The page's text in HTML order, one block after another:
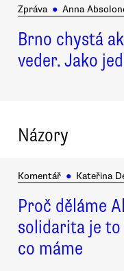
Zpráva ● Anna
Brno chystá
veder. Jako
Názory
Komentář ● Kateřina
Proč děláme
solidarita je
co máme